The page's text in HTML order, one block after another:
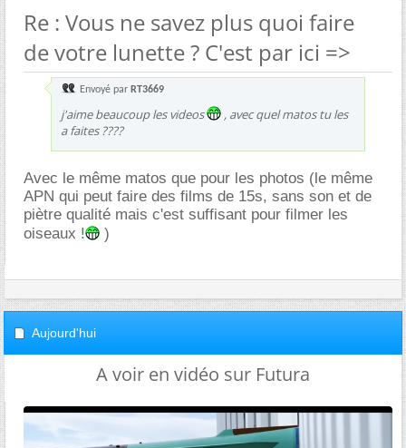
Re : Vous ne savez plus quoi faire
de votre lunette ? C'est par ici =>
Envoyé par RT3669
j'aime beaucoup les videos
, avec quel matos tu les
a faites ????
Avec le même matos que pour les photos (le même
APN qui peut faire des films de 15s, sans son et de
piètre qualité mais c'est suffisant pour filmer les
oiseaux !
)
Aujourd'hui
A voir en vidéo sur Futura